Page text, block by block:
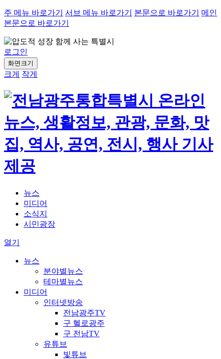
주 메뉴 바로가기 서브 메뉴 바로가기 본문으로 바로가기
메인
본문으로 바로가기
로그인
화면크기
크게 작게
뉴스
미디어
소식지
시민광장
열기
뉴스
분야별뉴스
테마별뉴스
미디어
인터넷방송
전남광주TV
구 헬로광주
구 전남TV
유튜브
빛튜브